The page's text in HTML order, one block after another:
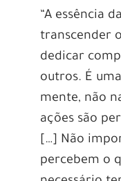
“A essência
transcender o
dedicar
outros. É
mente, não
ações são
[…] Não
percebem o